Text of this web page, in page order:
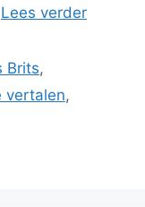
Lees verder
Brits,
vertalen,